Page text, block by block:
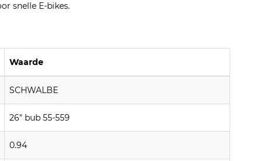
snelle E-bikes.
Waarde
SCHWALBE
26" bub 55-559
0.94